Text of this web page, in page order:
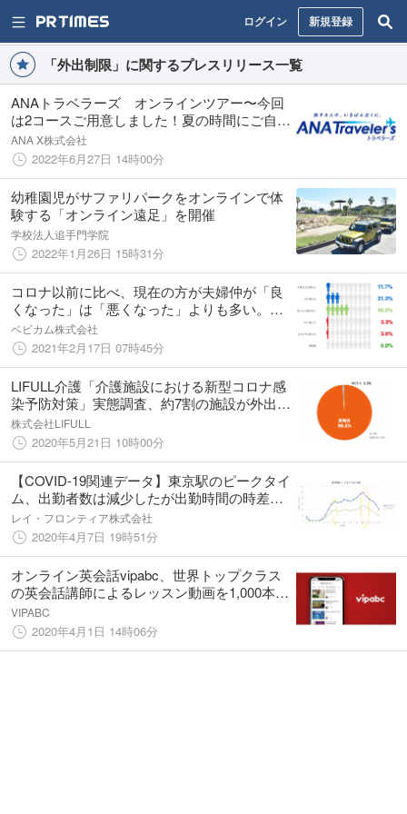
ログイン 新規登録
「外出制限」に関するプレスリリース一覧
ANAトラベラーズ オンラインツアー〜今回
は2コースご用意しました！夏の時間にご自宅
からハワイと星空の旅はいかがでしょうか〜
ANA X株式会社
2022年6月27日 14時00分
幼稚園児がサファリパークをオンラインで体
験する「オンライン遠足」を開催
学校法人追手門学院
2022年1月26日 15時31分
コロナ以前に比べ、現在の方が夫婦仲が「良
くなった」は「悪くなった」よりも多い。た
だし、今後の夫婦仲に関しては、約40％が不
安を感じているという、ベビカムでの調査結
果。その理由も明らかに。
ベビカム株式会社
2021年2月17日 07時45分
LIFULL介護「介護施設における新型コロナ感
染予防対策」実態調査、約7割の施設が外出制
限・面会の自粛および禁止を要請、マスク・
消毒液の在庫不足を不安視、入居者のマスク
着用率50%に留まる
株式会社LIFULL
2020年5月21日 10時00分
【COVID-19関連データ】東京駅のピークタイ
ム、出勤者数は減少したが出勤時間の時差効
果は見られず。帰宅時間は分散傾向
レイ・フロンティア株式会社
2020年4月7日 19時51分
オンライン英会話vipabc、世界トップクラス
の英会話講師によるレッスン動画を1,000本無
料配信開始
VIPABC
2020年4月1日 14時06分